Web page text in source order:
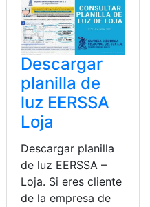
Descargar
planilla de
luz EERSSA
Loja
Descargar planilla
de luz EERSSA –
Loja. Si eres cliente
de la empresa de